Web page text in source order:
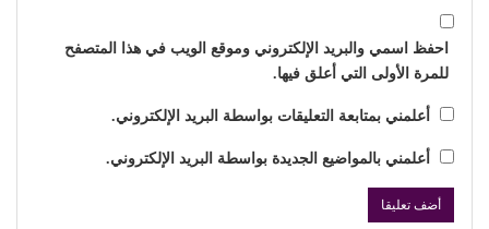
احفظ اسمي والبريد الإلكتروني وموقع الويب في هذا المتصفح
للمرة الأولى التي أعلق فيها.
أعلمني بمتابعة التعليقات بواسطة البريد الإلكتروني.
أعلمني بالمواضيع الجديدة بواسطة البريد الإلكتروني.